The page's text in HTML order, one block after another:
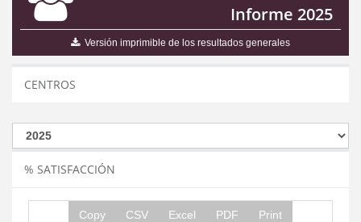
Informe 2025
Versión imprimible de los resultados generales
CENTROS
% SATISFACCIÓN
Copy CSV Excel PDF Print